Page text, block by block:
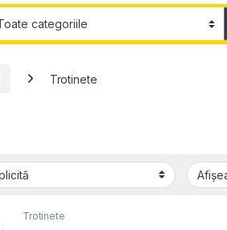
Trotinete
Trotinete